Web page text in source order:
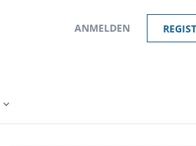
ANMELDEN